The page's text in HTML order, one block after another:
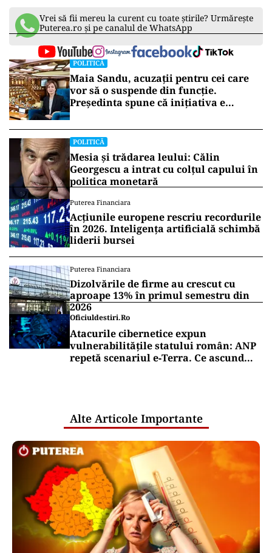
Vrei să fii mereu la curent cu toate știrile? Urmărește
Puterea.ro și pe canalul de WhatsApp
POLITICĂ
Maia Sandu, acuzații pentru cei care
vor să o suspende din funcție.
Președinta spune că inițiativa e
POLITICĂ
Mesia și trădarea leului: Călin
Georgescu a intrat cu colțul capului în
politica monetară
Puterea Financiara
Acțiunile europene rescriu recordurile
în 2026. Inteligența artificială schimbă
liderii bursei
Puterea Financiara
Dizolvările de firme au crescut cu
aproape 13% în primul semestru din
2026
Oficiuldestiri.ro
Atacurile cibernetice expun
vulnerabilitățile statului român: ANP
repetă scenariul e‑Terra. Ce ascund
Alte Articole Importante